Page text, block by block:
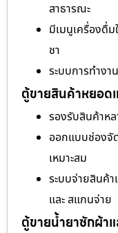
สาธารณะ
มีเมนูเครื่องดื่ม
ชา
ระบบการทำงา
ตู้ขายสินค้าหยอด
รองรับสินค้าห
ออกแบบช่องจั
เหมาะสม
ระบบจ่ายสินค้า
และ สแกนจ่าย
ตู้ขายน้ำยาซักผ้า